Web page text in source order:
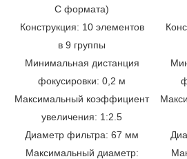
C формата)
Конструкция: 10 элементов
в 9 группы
Минимальная дистанция
фокусировки: 0,2 м
Максимальный коэффициент
увеличения: 1:2.5
Диаметр фильтра: 67 мм
Максимальный диаметр: